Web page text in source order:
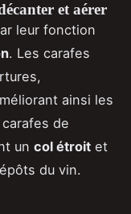
et aérer
leur fonction
. Les carafes
ainsi les
de
un col étroit et
du vin.